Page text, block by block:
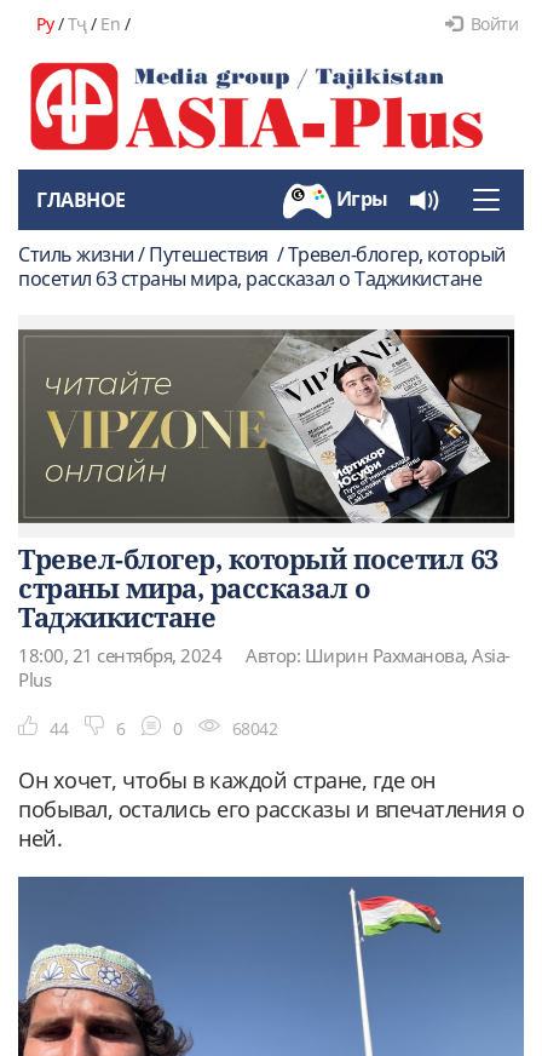
Ру/Тҷ/ En / Войти
Toggle
ГЛАВНОЕ Игры
Стиль жизни / Путешествия / Тревел-блогер, который
посетил 63 страны мира, рассказал о Таджикистане
Тревел-блогер, который посетил 63
страны мира, рассказал о
Таджикистане
18:00, 21 сентября, 2024
Автор: Ширин Рахманова, Asia-
Plus
44 6 0 68042
Он хочет, чтобы в каждой стране, где он
побывал, остались его рассказы и впечатления о
ней.